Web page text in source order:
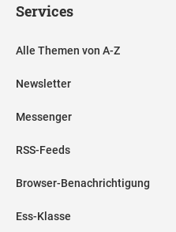
Services
Alle Themen von A-Z
Newsletter
Messenger
RSS-Feeds
Browser-Benachrichtigung
Ess-Klasse